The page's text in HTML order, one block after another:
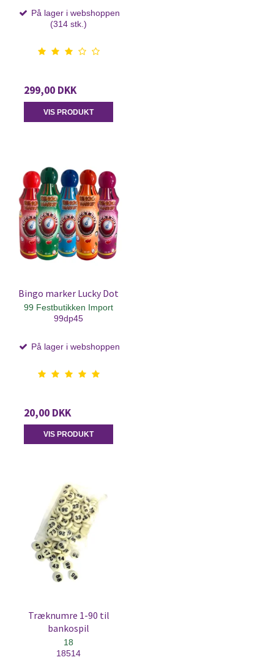
På lager i webshoppen
(314 stk.)
299,00 DKK
VIS PRODUKT
Bingo marker Lucky Dot
99 Festbutikken Import
99dp45
På lager i webshoppen
20,00 DKK
VIS PRODUKT
Træknumre 1-90 til
bankospil
18
18514